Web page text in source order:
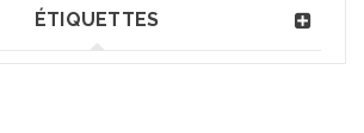
ÉTIQUETTES